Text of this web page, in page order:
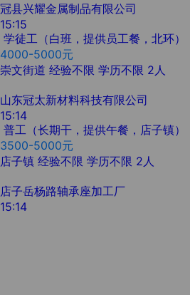
冠县兴耀金属制品有限公司
15:15
学徒工（白班，提供员工餐，北环）
4000-5000元
崇文街道 经验不限 学历不限 2人
山东冠太新材料科技有限公司
15:14
普工（长期干，提供午餐，店子镇）
3500-5000元
店子镇 经验不限 学历不限 2人
店子岳杨路轴承座加工厂
15:14